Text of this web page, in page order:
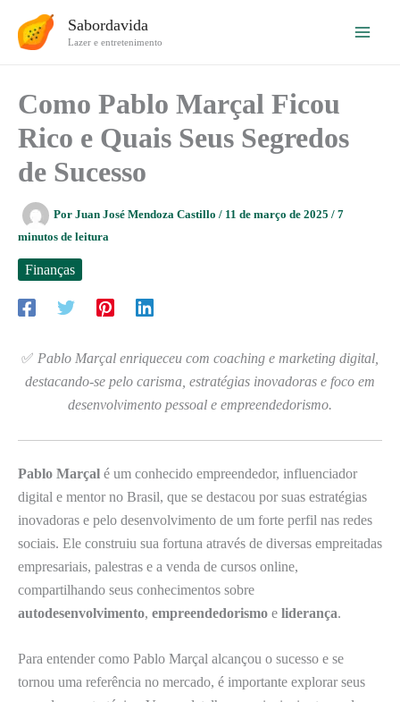
para
Sabordavida
Lazer e entretenimento
Como Pablo Marçal Ficou
Rico e Quais Seus Segredos
de Sucesso
Por Juan José Mendoza Castillo / 11 de março de 2025 / 7
minutos de leitura
Finanças
✅ Pablo Marçal enriqueceu com coaching e marketing digital,
destacando-se pelo carisma, estratégias inovadoras e foco em
desenvolvimento pessoal e empreendedorismo.
Pablo Marçal é um conhecido empreendedor, influenciador
digital e mentor no Brasil, que se destacou por suas estratégias
inovadoras e pelo desenvolvimento de um forte perfil nas redes
sociais. Ele construiu sua fortuna através de diversas empreitadas
empresariais, palestras e a venda de cursos online,
compartilhando seus conhecimentos sobre
autodesenvolvimento, empreendedorismo e liderança.
Para entender como Pablo Marçal alcançou o sucesso e se
tornou uma referência no mercado, é importante explorar seus